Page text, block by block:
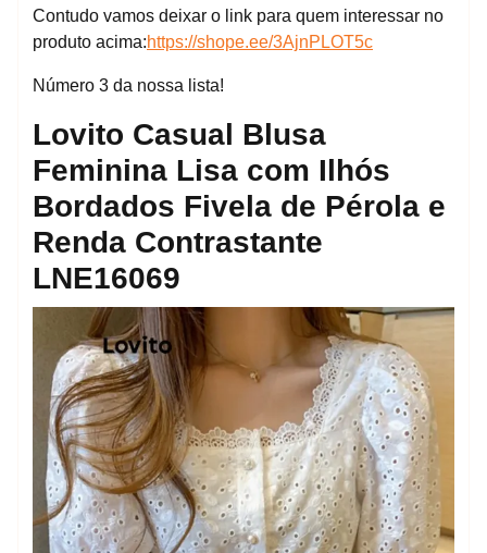
Contudo vamos deixar o link para quem interessar no
produto acima:https://shope.ee/3AjnPLOT5c
Número 3 da nossa lista!
Lovito Casual Blusa
Feminina Lisa com Ilhós
Bordados Fivela de Pérola e
Renda Contrastante
LNE16069